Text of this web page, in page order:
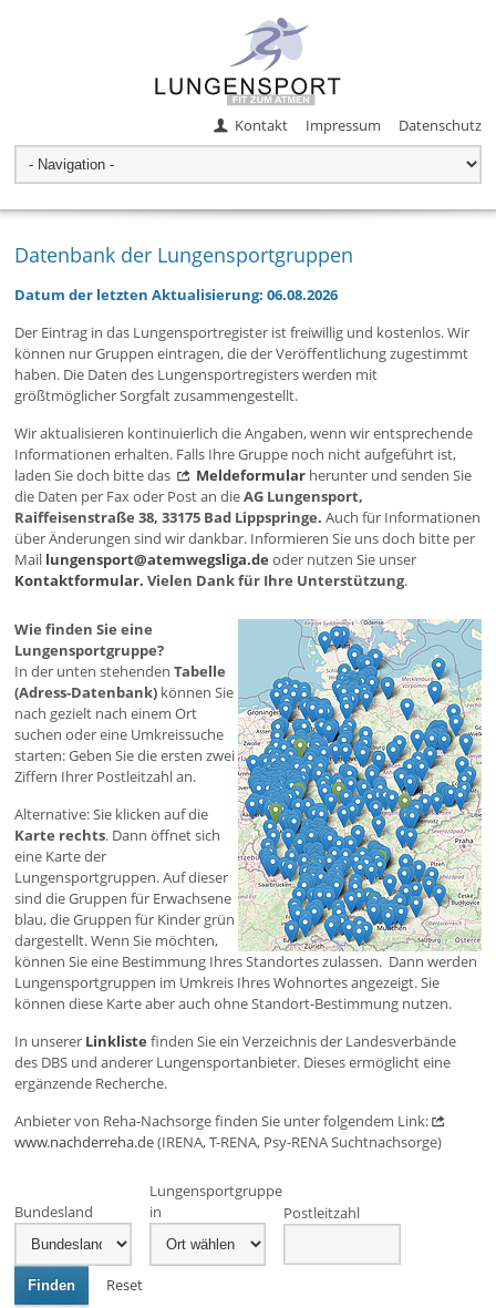
Kontakt Impressum Datenschutz
Datenbank der Lungensportgruppen
Datum der letzten Aktualisierung: 06.08.2026
Der Eintrag in das Lungensportregister ist freiwillig und kostenlos. Wir
können nur Gruppen eintragen, die der Veröffentlichung zugestimmt
haben. Die Daten des Lungensportregisters werden mit
größtmöglicher Sorgfalt zusammengestellt.
Wir aktualisieren kontinuierlich die Angaben, wenn wir entsprechende
Informationen erhalten. Falls Ihre Gruppe noch nicht aufgeführt ist,
laden Sie doch bitte das
Meldeformular herunter und senden Sie
die Daten per Fax oder Post an dieAG Lungensport,
Raiffeisenstraße 38, 33175 Bad Lippspringe. Auch für Informationen
über Änderungen sind wir dankbar. Informieren Sie uns doch bitte per
Mail lungensport@atemwegsliga.de oder nutzen Sie unser
Kontaktformular. Vielen Dank für Ihre Unterstützung.
Wie finden Sie eine
Lungensportgruppe?
In der unten stehenden Tabelle
(Adress-Datenbank) können Sie
nach gezielt nach einem Ort
suchen oder eine Umkreissuche
starten: Geben Sie die ersten zwei
Ziffern Ihrer Postleitzahl an.
Alternative: Sie klicken auf die
Karte rechts. Dann öffnet sich
eine Karte der
Lungensportgruppen. Auf dieser
sind die Gruppen für Erwachsene
blau, die Gruppen für Kinder grün
dargestellt. Wenn Sie möchten,
können Sie eine Bestimmung Ihres Standortes zulassen. Dann werden
Lungensportgruppen im Umkreis Ihres Wohnortes angezeigt. Sie
können diese Karte aber auch ohne Standort-Bestimmung nutzen.
In unserer Linkliste finden Sie ein Verzeichnis der Landesverbände
des DBS und anderer Lungensportanbieter. Dieses ermöglicht eine
ergänzende Recherche.
Anbieter von Reha-Nachsorge finden Sie unter folgendem Link:
www.nachderreha.de(IRENA, T-RENA, Psy-RENA Suchtnachsorge)
Bundesland
Lungensportgruppe
in
Postleitzahl
Finden Reset